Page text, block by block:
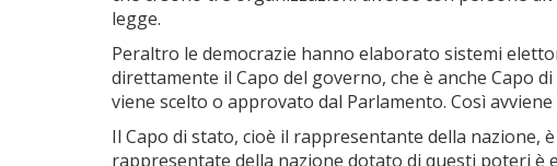
legge.
Peraltro le democrazie hanno elaborato sistemi
direttamente il Capo del governo, che è anche Capo
viene scelto o approvato dal Parlamento. Così
Il Capo di stato, cioè il rappresentante della nazione,
rappresentate della nazione dotato di questi poteri è